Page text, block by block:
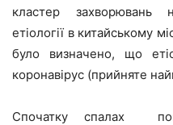
кластер захворювань
етіології в китайському
було визначено, що
коронавірус (прийняте
Спочатку спалах